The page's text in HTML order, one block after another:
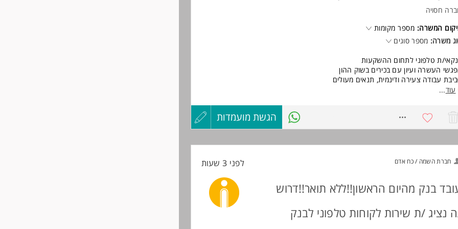
חסויה
המשרה: מספר מקומות
משרה: מספר סוגים
ת טלפוני לתחום ההשקעות
העשרה ועיון עם בכירים בשוק ההון
עבודה צעירה ודינמית, תנאים מעולים
גמישות למשרת סטודנט/ית
דרישות:
סטודנט/ית או בוגר/ת תואר כלכלה/ מנהל עסקים - חובה
גבוהה
עוד...
הגשת מועמדות
עדכון
חברת השמה / כח אדם לפני 3 שעות
בנק מהיום הראשון!!ללא תואר!!דרוש
נציג /ת שירות לקוחות טלפוני לבנק